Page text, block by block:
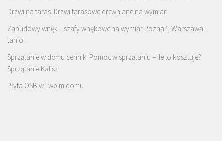
Drzwi na taras. Drzwi tarasowe drewniane na wymiar
Zabudowy wnęk – szafy wnękowe na wymiar Poznań, Warszawa –
tanio.
Sprzątanie w domu cennik. Pomoc w sprzątaniu – ile to kosztuje?
Sprzątanie Kalisz
Płyta OSB w Twoim domu